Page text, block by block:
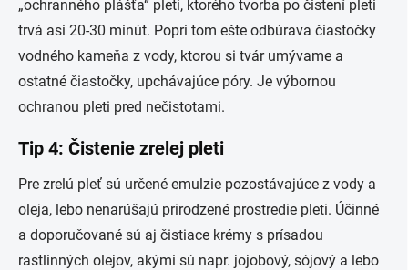
„ochranného plášťa“ pleti, ktorého tvorba po čistení pleti
trvá asi 20-30 minút. Popri tom ešte odbúrava čiastočky
vodného kameňa z vody, ktorou si tvár umývame a
ostatné čiastočky, upchávajúce póry. Je výbornou
ochranou pleti pred nečistotami.
Tip 4: Čistenie zrelej pleti
Pre zrelú pleť sú určené emulzie pozostávajúce z vody a
oleja, lebo nenarúšajú prirodzené prostredie pleti. Účinné
a doporučované sú aj čistiace krémy s prísadou
rastlinných olejov, akými sú napr. jojobový, sójový a lebo